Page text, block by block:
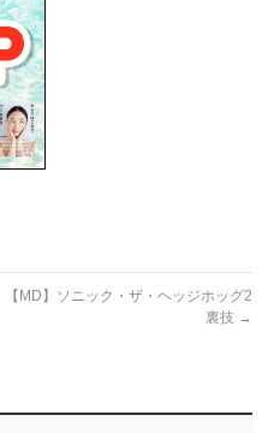
【MD】ソニック・ザ・ヘッジホッグ2
裏技 →